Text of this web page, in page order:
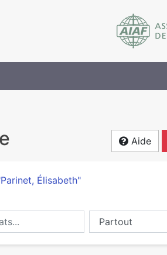
Aide
Élisabeth"
Chercher dans...